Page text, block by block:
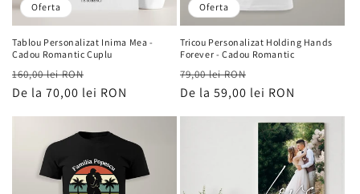
Oferta
Tablou Personalizat Inima Mea -
Cadou Romantic Cuplu
Preț
obișnuit
160,00 lei RON
de
De la 70,00 lei RON
Oferta
Tricou Personalizat Holding Hands
Forever - Cadou Romantic
Preț
obișnuit
79,00 lei RON
de
De la 59,00 lei RON